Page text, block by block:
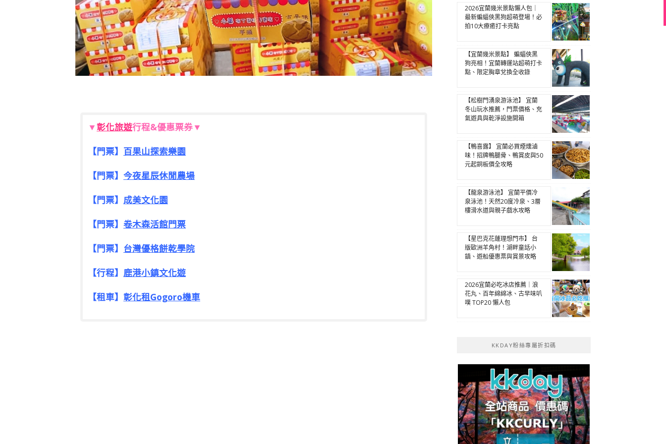
▼彰化旅遊行程&優惠票券▼
【門票】 百果山探索樂園
【門票】 今夜星辰休閒農場
【門票】 成美文化園
【門票】 卷木森活館門票
【門票】 台灣優格餅乾學院
【行程】 鹿港小鎮文化遊
【租車】 彰化租Gogoro機車
2026宜蘭幾米景點懶人包｜
最新蝙蝠俠黑狗超萌登場！必
拍10大療癒打卡亮點
【宜蘭幾米景點】 蝙蝠俠黑
狗亮相！宜蘭轉運站超萌打卡
點、限定胸章兌換全收錄
【松樹門湧泉游泳池】 宜蘭
冬山玩水推薦，門票價格、充
氣遊具與乾淨設施開箱
【鴨喜露】 宜蘭必買煙燻滷
味！招牌鴨腿骨、鴨賞皮與50
元起銅板價全攻略
【龍泉游泳池】 宜蘭平價冷
泉泳池！天然20度冷泉、3層
樓滑水道與親子戲水攻略
【星巴克花蓮理想門市】 台
版歐洲羊角村！湖畔童話小
鎮、遊船優惠票與賞景攻略
2026宜蘭必吃冰店推薦｜浪
花丸、百年綿綿冰、古早味叭
噗 TOP20 懶人包
KKDAY粉絲專屬折扣碼